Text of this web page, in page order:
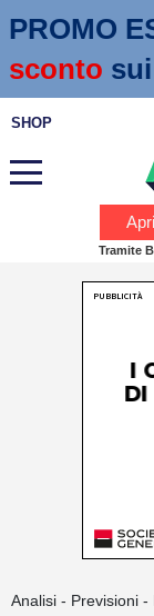
PROMO
sconto
SHOP
Guide
Tramite
Analisi - Previsioni -